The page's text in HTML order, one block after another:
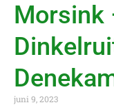
Morsink
juni 9, 2023